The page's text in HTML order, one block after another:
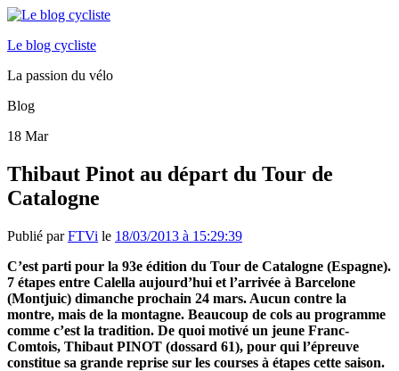
Le blog cycliste
La passion du vélo
Blog
18 Mar
Thibaut Pinot au départ du Tour de
Catalogne
Publié parFTVi le 18/03/2013 à 15:29:39
C’est parti pour la 93e édition du Tour de Catalogne (Espagne).
7 étapes entre Calella aujourd’hui et l’arrivée à Barcelone
(Montjuic) dimanche prochain 24 mars. Aucun contre la
montre, mais de la montagne. Beaucoup de cols au programme
comme c’est la tradition. De quoi motivé un jeune Franc-
Comtois, Thibaut PINOT (dossard 61), pour qui l’épreuve
constitue sa grande reprise sur les courses à étapes cette saison.